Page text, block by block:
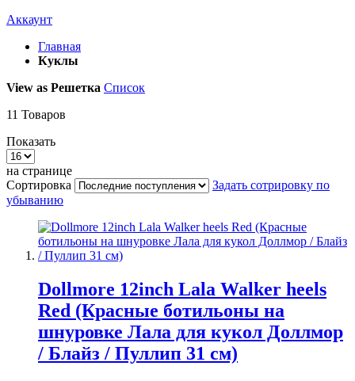
Аккаунт
Главная
Куклы
View as Решетка Список
11 Товаров
Показать
на странице
Сортировка
Задать сотрировку по
убыванию
Dollmore 12inch Lala Walker heels
Red (Красные ботильоны на
шнуровке Лала для кукол Доллмор
/ Блайз / Пуллип 31 см)